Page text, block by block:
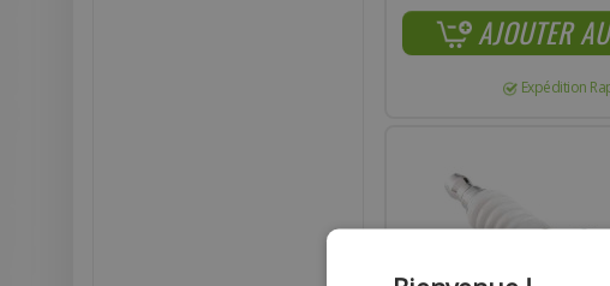
AJOUTER
Expédition